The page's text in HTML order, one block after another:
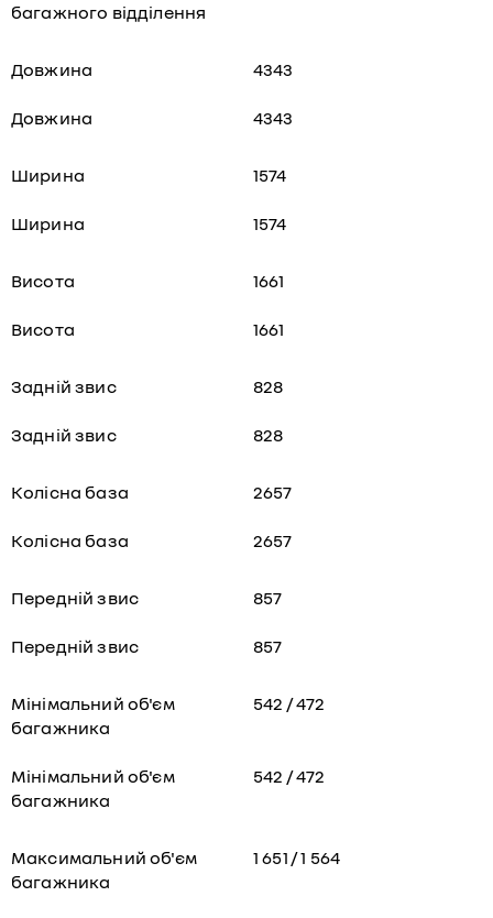
багажного відділення
Довжина 4343
Довжина 4343
Ширина 1574
Ширина 1574
Висота 1661
Висота 1661
Задній звис 828
Задній звис 828
Колісна база 2657
Колісна база 2657
Передній звис 857
Передній звис 857
Мінімальний об'єм
багажника
542 / 472
Мінімальний об'єм
багажника
542 / 472
Максимальний об'єм
багажника
1 651 / 1 564